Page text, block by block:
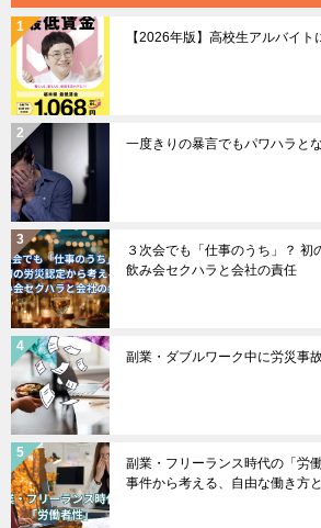
【2026年版】高校生アルバイト
一度きりの暴言でもパワハラと
３次会でも「仕事のうち」？ 初
飲み会セクハラと会社の責任
副業・ダブルワーク中に労災事
副業・フリーランス時代の「
事件から考える、自由な働き方